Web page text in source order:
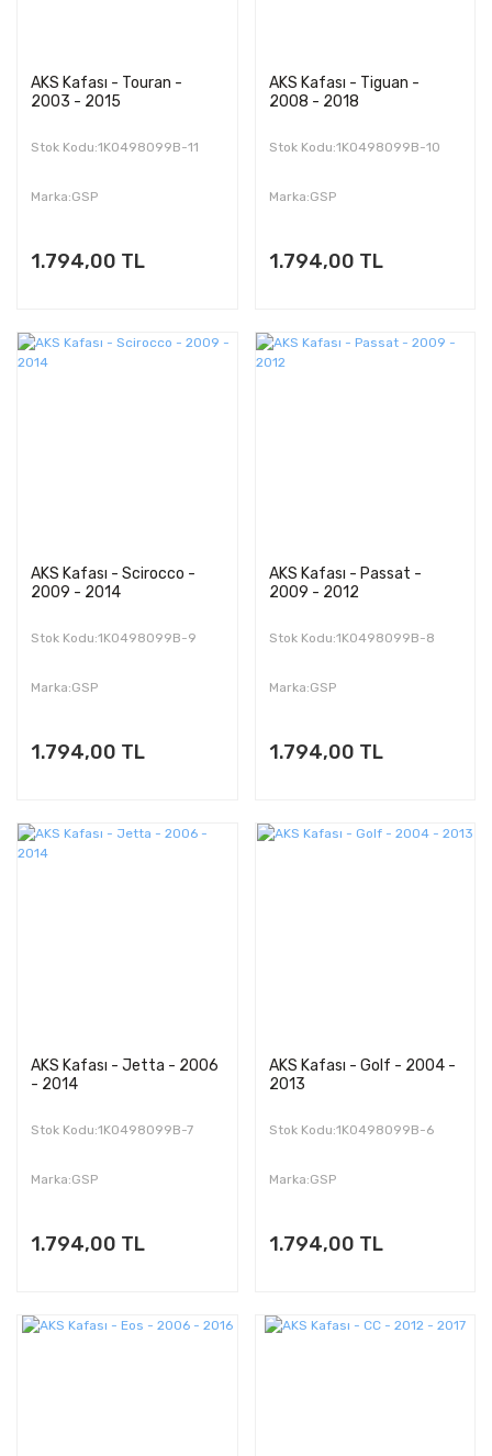
AKS Kafası - Touran -
2003 - 2015
Stok Kodu:1K0498099B-11
Marka:GSP
1.794,00 TL
AKS Kafası - Tiguan -
2008 - 2018
Stok Kodu:1K0498099B-10
Marka:GSP
1.794,00 TL
AKS Kafası - Scirocco -
2009 - 2014
Stok Kodu:1K0498099B-9
Marka:GSP
1.794,00 TL
AKS Kafası - Passat -
2009 - 2012
Stok Kodu:1K0498099B-8
Marka:GSP
1.794,00 TL
AKS Kafası - Jetta - 2006
- 2014
Stok Kodu:1K0498099B-7
Marka:GSP
1.794,00 TL
AKS Kafası - Golf - 2004 -
2013
Stok Kodu:1K0498099B-6
Marka:GSP
1.794,00 TL